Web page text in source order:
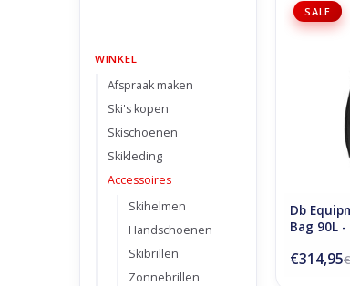
WINKEL
Afspraak maken
Ski's kopen
Skischoenen
Skikleding
Accessoires
Skihelmen
Handschoenen
Skibrillen
Zonnebrillen
SALE
Db
Bag 90L
€314,95